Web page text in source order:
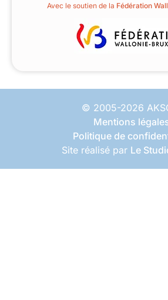
Avec le soutien de la Fédération
© 2005-2026
Mentions
Politique de
Site réalisé par Le